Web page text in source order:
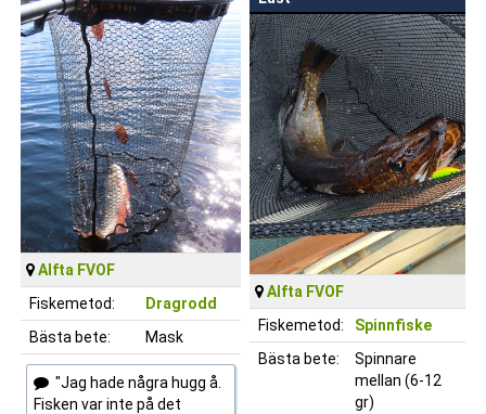
Alfta FVOF
Fiskemetod:
Dragrodd
Bästa bete:
Mask
"Jag hade några hugg å.
Fisken var inte på det
Alfta FVOF
Fiskemetod:
Spinnfiske
Bästa bete:
Spinnare
mellan (6-12
gr)